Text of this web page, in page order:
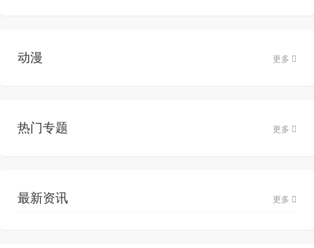
动漫 更多
热门专题 更多
最新资讯 更多